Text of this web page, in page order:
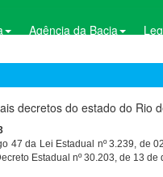
Agência da Bacia
decretos do estado do Rio
47 da Lei Estadual nº 3.239, de
Estadual nº 30.203, de 13 de